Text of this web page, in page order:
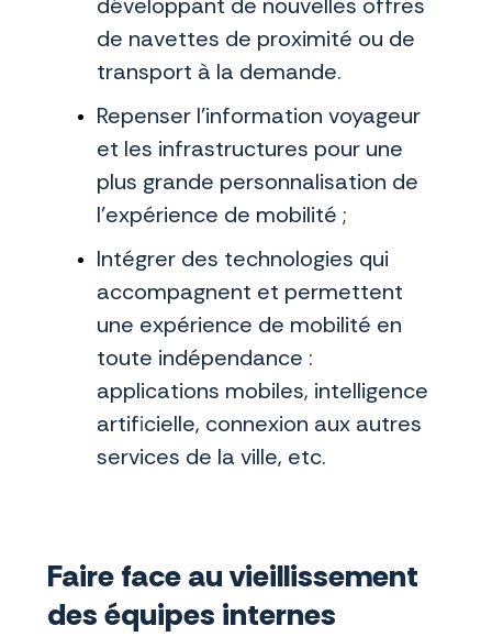
développant de nouvelles offres
de navettes de proximité ou de
transport à la demande.
Repenser l’information voyageur
et les infrastructures pour une
plus grande personnalisation de
l’expérience de mobilité ;
Intégrer des technologies qui
accompagnent et permettent
une expérience de mobilité en
toute indépendance :
applications mobiles, intelligence
artificielle, connexion aux autres
services de la ville, etc.
Faire face au vieillissement
des équipes internes